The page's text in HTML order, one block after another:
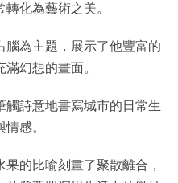
化為藝術之美。
腦為主題，展示了他豐富的
幻想的畫面。
觸詩意地書寫城市的日常生
感。
果的比喻刻畫了聚散離合，